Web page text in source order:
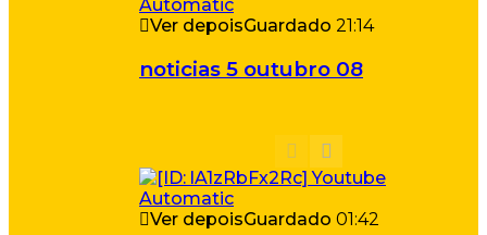
Ver depoisGuardado 21:14
noticias 5 outubro 08
Ver depoisGuardado 01:42